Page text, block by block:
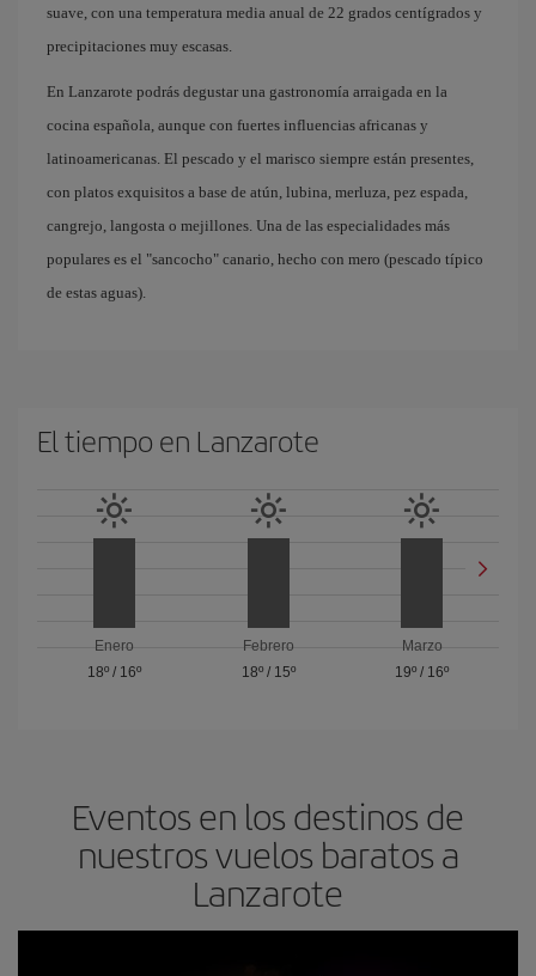
suave, con una temperatura media anual de 22 grados centígrados y
precipitaciones muy escasas.
En Lanzarote podrás degustar una gastronomía arraigada en la
cocina española, aunque con fuertes influencias africanas y
latinoamericanas. El pescado y el marisco siempre están presentes,
con platos exquisitos a base de atún, lubina, merluza, pez espada,
cangrejo, langosta o mejillones. Una de las especialidades más
populares es el "sancocho" canario, hecho con mero (pescado típico
de estas aguas).
El tiempo en Lanzarote
Enero
18º/ 16º
Febrero
18º/ 15º
Marzo
19º / 16º
Eventos en los destinos de
nuestros vuelos baratos a
Lanzarote